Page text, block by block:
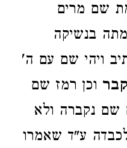
שם מרים
בנשיקה
ויהי שם עם ה'
וכן רמז שם
נקברה ולא
ע"ד שאמרו